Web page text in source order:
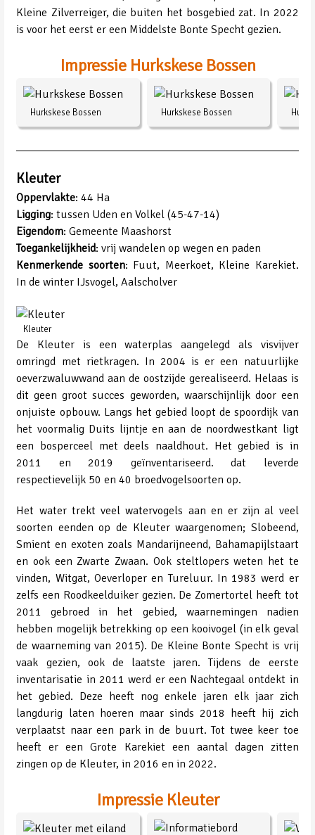
Kleine Zilverreiger, die buiten het bosgebied zat. In 2022
is voor het eerst er een Middelste Bonte Specht gezien.
Impressie Hurkskese Bossen
Hurkskese Bossen Hurkskese Bossen
Kleuter
Oppervlakte: 44 Ha
Ligging: tussen Uden en Volkel (45-47-14)
Eigendom: Gemeente Maashorst
Toegankelijkheid: vrij wandelen op wegen en paden
Kenmerkende soorten: Fuut, Meerkoet, Kleine Karekiet.
In de winter IJsvogel, Aalscholver
Kleuter
De Kleuter is een waterplas aangelegd als visvijver
omringd met rietkragen. In 2004 is er een natuurlijke
oeverzwaluwwand aan de oostzijde gerealiseerd. Helaas is
dit geen groot succes geworden, waarschijnlijk door een
onjuiste opbouw. Langs het gebied loopt de spoordijk van
het voormalig Duits lijntje en aan de noordwestkant ligt
een bosperceel met deels naaldhout. Het gebied is in
2011 en 2019 geïnventariseerd. dat leverde
respectievelijk 50 en 40 broedvogelsoorten op.
Het water trekt veel watervogels aan en er zijn al veel
soorten eenden op de Kleuter waargenomen; Slobeend,
Smient en exoten zoals Mandarijneend, Bahamapijlstaart
en ook een Zwarte Zwaan. Ook steltlopers weten het te
vinden, Witgat, Oeverloper en Tureluur. In 1983 werd er
zelfs een Roodkeelduiker gezien. De Zomertortel heeft tot
2011 gebroed in het gebied, waarnemingen nadien
hebben mogelijk betrekking op een kooivogel (in elk geval
de waarneming van 2015). De Kleine Bonte Specht is vrij
vaak gezien, ook de laatste jaren. Tijdens de eerste
inventarisatie in 2011 werd er een Nachtegaal ontdekt in
het gebied. Deze heeft nog enkele jaren elk jaar zich
langdurig laten hoeren maar sinds 2018 heeft hij zich
verplaatst naar een park in de buurt. Tot twee keer toe
heeft er een Grote Karekiet een aantal dagen zitten
zingen op de Kleuter, in 2016 en in 2022.
Impressie Kleuter